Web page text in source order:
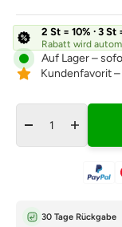
2 St = 10% · 3
Rabatt wird
Auf Lager –
Kundenfavorit
30 Tage Rückgabe